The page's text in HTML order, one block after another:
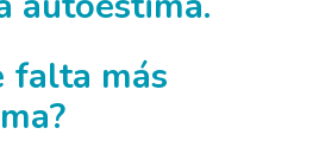
falta más